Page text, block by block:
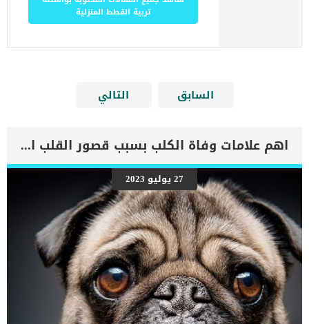
تربية القطط المنزلية
السابق التالي
اهم علامات وفاة الكلب بسبب قصور القلب الاحتقانى
27 يوليو 2023